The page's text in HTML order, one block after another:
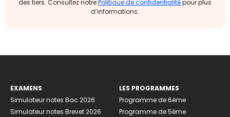
des tiers. Consultez notre Politique de confidentialitépour plus
d’informations.
EXAMENS
Simulateur notes Bac 2026
Simulateur notes Brevet 2026
LES PROGRAMMES
Programme de 6ème
Programme de 5ème